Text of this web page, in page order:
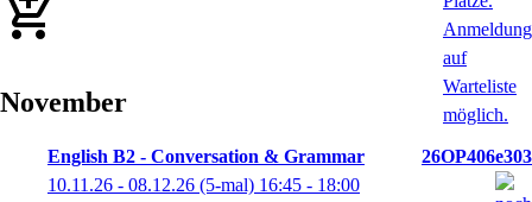
November
English B2 - Conversation & Grammar
26OP406e303
10.11.26 - 08.12.26 (5-mal) 16:45 - 18:00